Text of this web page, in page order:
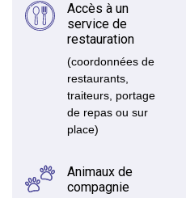
Accès à un
service de
restauration
(coordonnées de
restaurants,
traiteurs, portage
de repas ou sur
place)
Animaux de
compagnie